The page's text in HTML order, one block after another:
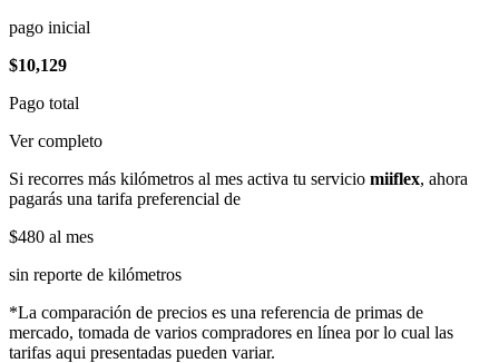
pago inicial
$10,129
Pago total
Ver completo
Si recorres más kilómetros al mes activa tu servicio miiflex, ahora
pagarás una tarifa preferencial de
$480 al mes
sin reporte de kilómetros
*La comparación de precios es una referencia de primas de
mercado, tomada de varios compradores en línea por lo cual las
tarifas aqui presentadas pueden variar.